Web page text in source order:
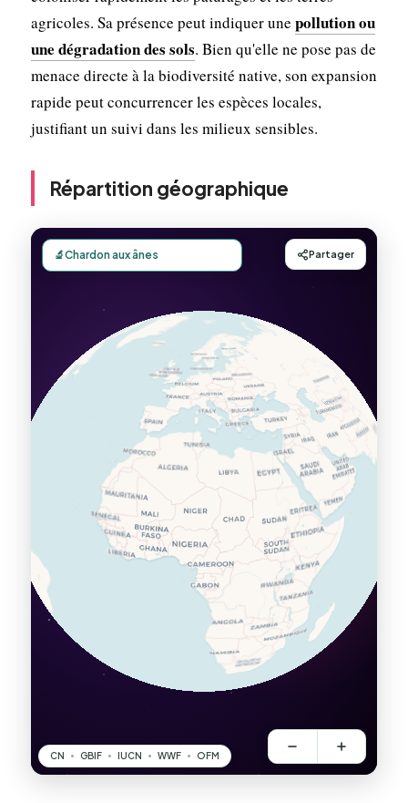
agricoles. Sa présence peut indiquer une pollution ou
une dégradation des sols. Bien qu'elle ne pose pas de
menace directe à la biodiversité native, son expansion
rapide peut concurrencer les espèces locales,
justifiant un suivi dans les milieux sensibles.
Répartition géographique